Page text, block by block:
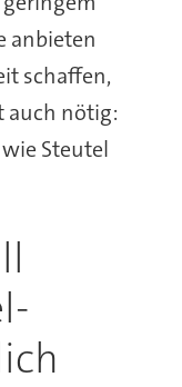
anbieten
schaffen,
auch nötig:
Steutel